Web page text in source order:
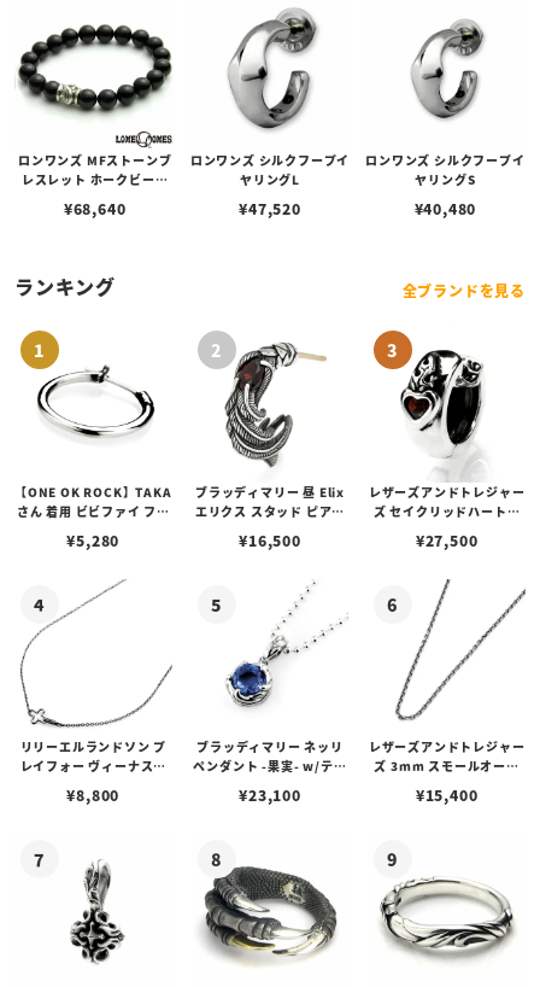
ロンワンズ MFストーンブ
レスレット ホークビーズ
¥68,640
ロンワンズ シルクフープイ
ヤリングL
¥47,520
ロンワンズ シルクフープイ
ヤリングS
¥40,480
ランキング 全ブランドを見る
【ONE OK ROCK】TAKA
さん 着用 ビビファイ フー
¥5,280
ブラッディマリー 昼 Elix
エリクス スタッド ピアス
¥16,500
レザーズアンドトレジャー
ズ セイクリッドハートピ
¥27,500
リリーエルランドソン プ
レイフォー ヴィーナスチ
¥8,800
ブラッディマリー ネッリ
ペンダント -果実- w/ティ
¥23,100
レザーズアンドトレジャー
ズ 3mm スモールオーバ
ブスタークラスプ＆LTロ
¥15,400